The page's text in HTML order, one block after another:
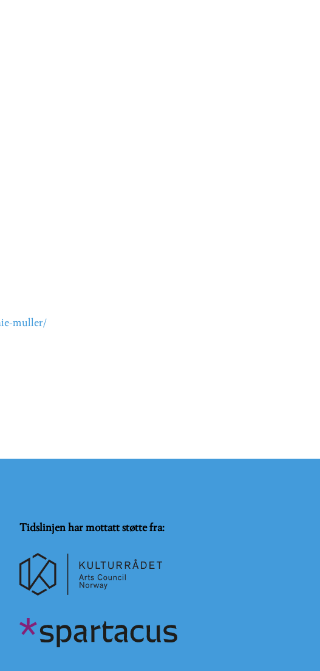
muller/
Tidslinjen har mottatt støtte fra: